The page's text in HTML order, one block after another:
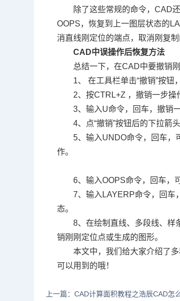
除了这些常规的命令，CAD
OOPS，恢复到上一图层状态的
消直线刚定位的端点，取消刚复制
CAD中误操作后恢复方法
总结一下，在CAD中要撤销
1、 在工具栏单击“撤销”按钮
2、按CTRL+Z ，撤销一步操
3、输入U命令，回车，撤销
4、点“撤销”按钮后的下拉箭
5、输入UNDO命令，回车，
作。
6、输入OOPS命令，回车，
7、输入 LAYERP命令，回车
态。
8、在绘制直线、多段线、样
销刚刚定位点或生成的图形。
本文中，我们给大家介绍了
可以用到的哦！
上一篇：CAD计算面积教程之浩辰CAD怎